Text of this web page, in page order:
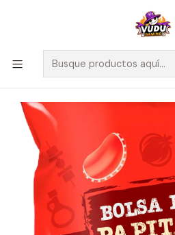
🚀 ¡Despachamos a todo Chile! Envío
$100.000 y a RM sobre $35.000
Inicio Juegos de Mesa
Bolsa de Papitas -